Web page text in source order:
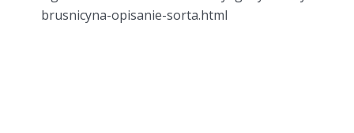
brusnicyna-opisanie-sorta.html